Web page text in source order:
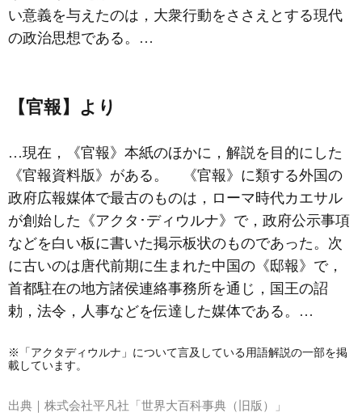
い意義を与えたのは，大衆行動をささえとする現代
の政治思想である。…
【官報】より
…現在，《官報》本紙のほかに，解説を目的にした
《官報資料版》がある。 《官報》に類する外国の
政府広報媒体で最古のものは，ローマ時代カエサル
が創始した《アクタ･ディウルナ》で，政府公示事項
などを白い板に書いた掲示板状のものであった。次
に古いのは唐代前期に生まれた中国の《邸報》で，
首都駐在の地方諸侯連絡事務所を通じ，国王の詔
勅，法令，人事などを伝達した媒体である。…
※「アクタディウルナ」について言及している用語解説の一部を掲
載しています。
出典｜ 株式会社平凡社「世界大百科事典（旧版）」